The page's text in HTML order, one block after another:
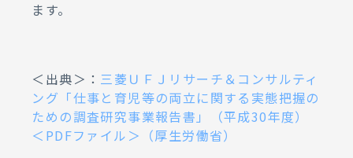
ます。
＜出典＞： 三菱ＵＦＪリサーチ＆コンサルティ
ング「仕事と育児等の両立に関する実態把握の
ための調査研究事業報告書」（平成30年度）
＜PDFファイル＞（厚生労働省）